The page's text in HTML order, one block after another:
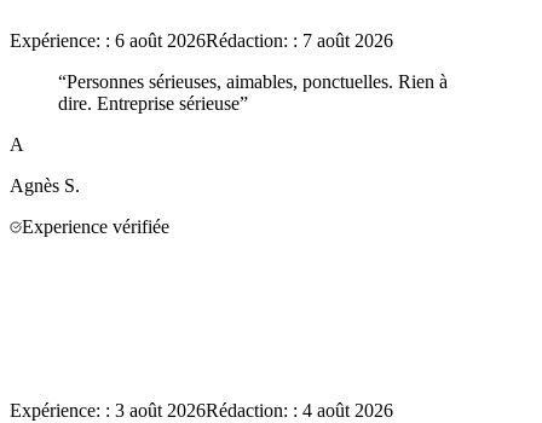
Expérience: : 6 août 2026Rédaction: : 7 août 2026
“Personnes sérieuses, aimables, ponctuelles. Rien à
dire. Entreprise sérieuse”
A
Agnès S.
Experience vérifiée
Expérience: : 3 août 2026Rédaction: : 4 août 2026